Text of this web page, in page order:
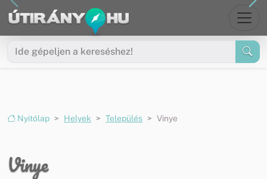
Ugrás a menüre
Ugrás a tartalomra
Nyitólap Helyek Település Vinye
Vinye